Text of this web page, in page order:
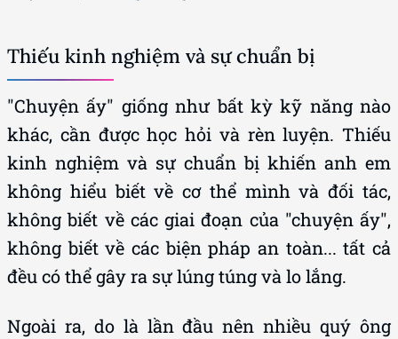
Thiếu kinh nghiệm và sự chuẩn bị
"Chuyện ấy" giống như bất kỳ kỹ năng nào
khác, cần được học hỏi và rèn luyện. Thiếu
kinh nghiệm và sự chuẩn bị khiến anh em
không hiểu biết về cơ thể mình và đối tác,
không biết về các giai đoạn của "chuyện ấy",
không biết về các biện pháp an toàn... tất cả
đều có thể gây ra sự lúng túng và lo lắng.
Ngoài ra, do là lần đầu nên nhiều quý ông